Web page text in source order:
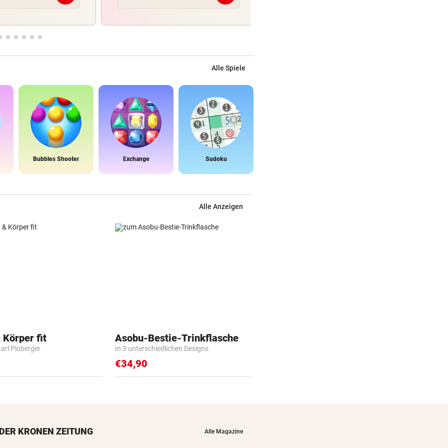
Alle Spiele
Bubbles Shooter Exchange Sudoku
Alle Anzeigen
Körper fit
Ploberger
Asobu-Bestie-Trinkflasche
In 3 unterschiedlichen Designs
€34,90
KRONEN ZEITUNG Alle Magazine